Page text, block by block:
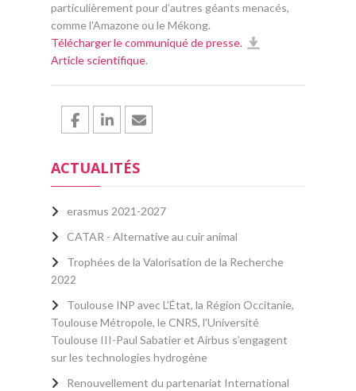
particulièrement pour d’autres géants menacés,
comme l'Amazone ou le Mékong.
Télécharger le communiqué de presse.
Article scientifique.
ACTUALITÉS
erasmus 2021-2027
CATAR - Alternative au cuir animal
Trophées de la Valorisation de la Recherche
2022
Toulouse INP avec L’État, la Région Occitanie,
Toulouse Métropole, le CNRS, l’Université
Toulouse III-Paul Sabatier et Airbus s’engagent
sur les technologies hydrogène
Renouvellement du partenariat International